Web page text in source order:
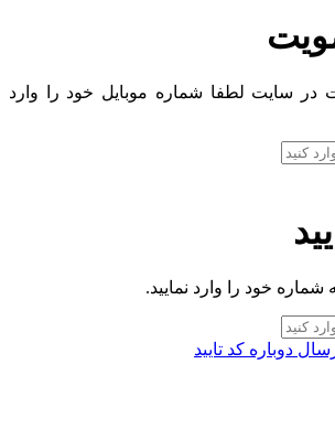
سایت لطفا شماره موبایل خود را وارد
شماره خود را وارد نمایید.
دوباره کد تایید